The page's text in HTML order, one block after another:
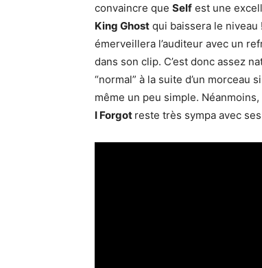
convaincre que Self est une
King Ghost qui baissera le niveau
émerveillera l’auditeur avec un
dans son clip. C’est donc assez
“normal” à la suite d’un morceau
même un peu simple.
I Forgot reste très sympa avec